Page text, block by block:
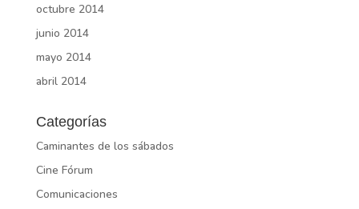
octubre 2014
junio 2014
mayo 2014
abril 2014
Categorías
Caminantes de los sábados
Cine Fórum
Comunicaciones